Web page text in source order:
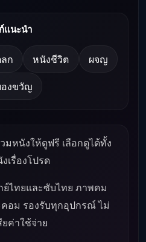
แนะนำ
ก หนังชีวิต ผจญ
งขวัญ
มหนังให้ดูฟรี เลือกดูได้ทั้ง
เรื่องโปรด
ย์ไทยและซับไทย ภาพคม
อม รองรับทุกอุปกรณ์ ไม่
ค่าใช้จ่าย